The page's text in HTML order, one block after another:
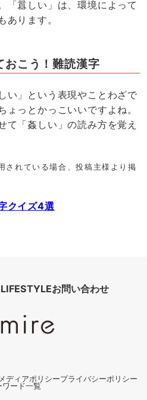
「囂しい」は、環境によって
あります。
おこう！難読漢字
い」という表現やことわざで
っとかっこいいですよね。
て「姦しい」の読み方を覚え
されている場合、投稿主様より掲
クイズ4選
LIFESTYLEお問い合わせ
メディアポリシープライバシーポリシー
ワード一覧